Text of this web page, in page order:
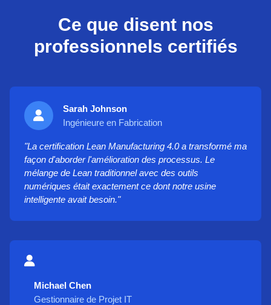
Ce que disent nos
professionnels certifiés
Sarah Johnson
Ingénieure en Fabrication
"La certification Lean Manufacturing 4.0 a transformé ma
façon d'aborder l'amélioration des processus. Le
mélange de Lean traditionnel avec des outils
numériques était exactement ce dont notre usine
intelligente avait besoin."
Michael Chen
Gestionnaire de Projet IT